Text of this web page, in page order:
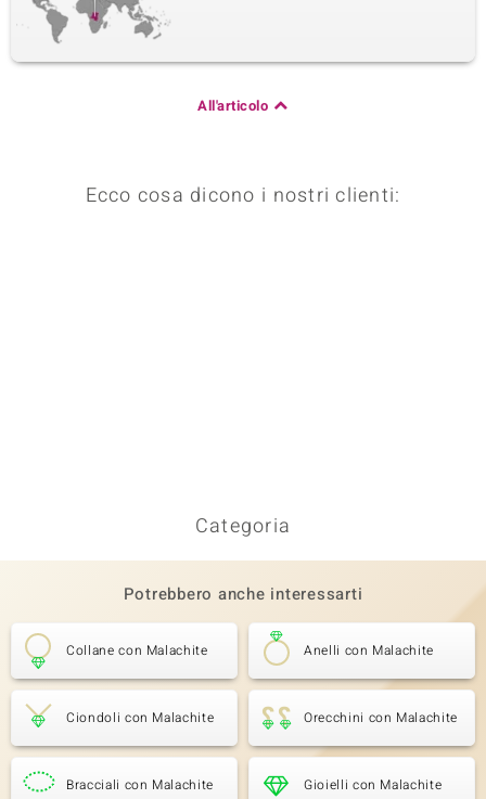
All'articolo
Ecco cosa dicono i nostri clienti:
Categoria
Potrebbero anche interessarti
Collane con Malachite Anelli con Malachite
Ciondoli con Malachite Orecchini con Malachite
Bracciali con Malachite Gioielli con Malachite